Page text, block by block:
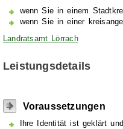
wenn Sie in einem
wenn Sie in einer
Landratsamt Lörrach
Leistungsdetails
Voraussetzungen
Ihre Identität ist geklärt